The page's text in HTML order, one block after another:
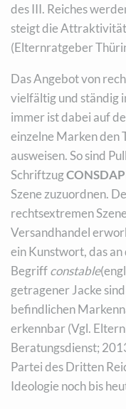
des III. Reiches
steigt die Attraktivität
(Elternratgeber
Das Angebot von
vielfältig und ständig
immer ist dabei auf
einzelne Marken den
ausweisen. So sind
Schriftzug
Szene zuzuordnen.
rechtsextremen
Versandhandel
ein Kunstwort, das an
Begriffconstable
getragener Jacke
befindlichen
erkennbar (Vgl.
Beratungsdienst;
Partei des Dritten
Ideologie noch bis